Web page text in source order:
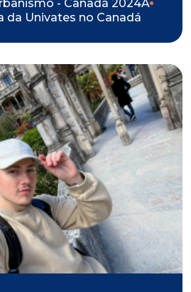
- Canadá 2024A
da Univates no Canadá